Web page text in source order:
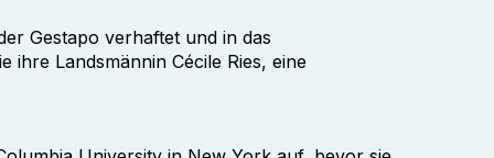
Gestapo verhaftet und in das
Landsmännin Cécile Ries, eine